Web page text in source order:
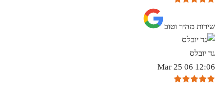
שירות מהיר וטוב
גד יובלס
12:06 06 Mar 25